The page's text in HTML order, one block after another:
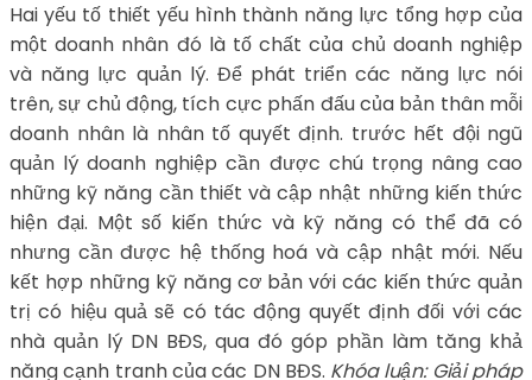
Hai yếu tố thiết yếu hình thành năng lực tổng hợp của
một doanh nhân đó là tố chất của chủ doanh nghiệp
và năng lực quản lý. Để phát triển các năng lực nói
trên, sự chủ động, tích cực phấn đấu của bản thân mỗi
doanh nhân là nhân tố quyết định. trước hết đội ngũ
quản lý doanh nghiệp cần được chú trọng nâng cao
những kỹ năng cần thiết và cập nhật những kiến thức
hiện đại. Một số kiến thức và kỹ năng có thể đã có
nhưng cần được hệ thống hoá và cập nhật mới. Nếu
kết hợp những kỹ năng cơ bản với các kiến thức quản
trị có hiệu quả sẽ có tác động quyết định đối với các
nhà quản lý DN BĐS, qua đó góp phần làm tăng khả
năng cạnh tranh của các DN BĐS. Khóa luận: Giải pháp